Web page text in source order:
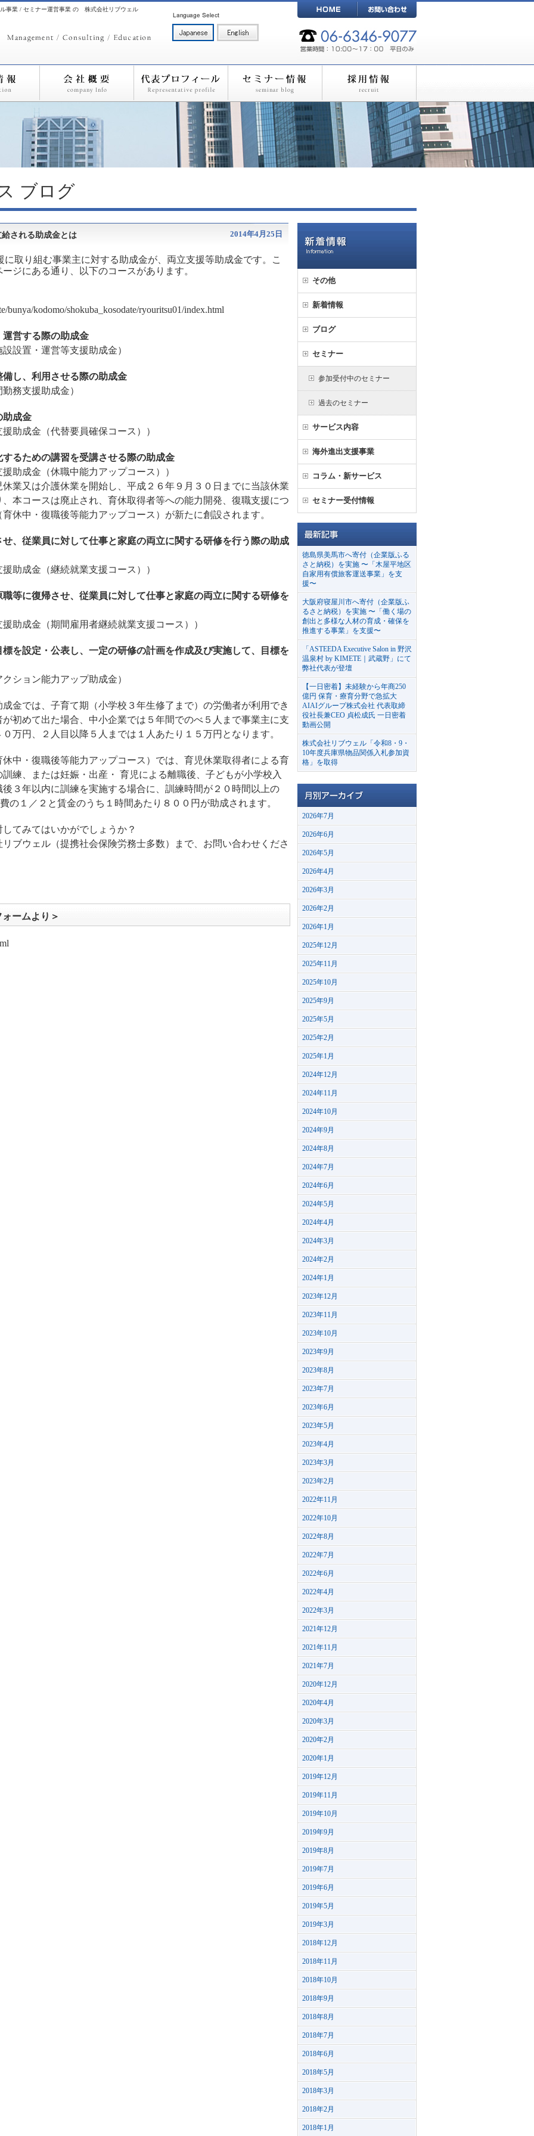
事業 / セミナー運営事業 の 株式会社リブウェル
ブログ
される助成金とは 2014年4月25日
取り組む事業主に対する助成金が、両立支援等助成金です。こ
ジにある通り、以下のコースがあります。
bunya/kodomo/shokuba_kosodate/ryouritsu01/index.html
営する際の助成金
設置・運営等支援助成金）
し、利用させる際の助成金
務支援助成金）
助成金
助成金（代替要員確保コース））
るための講習を受講させる際の助成金
助成金（休職中能力アップコース））
業又は介護休業を開始し、平成２６年９月３０日までに当該休業
本コースは廃止され、育休取得者等への能力開発、復職支援につ
休中・復職後等能力アップコース）が新たに創設されます。
、従業員に対して仕事と家庭の両立に関する研修を行う際の助成
助成金（継続就業支援コース））
等に復帰させ、従業員に対して仕事と家庭の両立に関する研修を
助成金（期間雇用者継続就業支援コース））
を設定・公表し、一定の研修の計画を作成及び実施して、目標を
ション能力アップ助成金）
金では、子育て期（小学校３年生修了まで）の労働者が利用でき
初めて出た場合、中小企業では５年間でのべ５人まで事業主に支
万円、２人目以降５人までは１人あたり１５万円となります。
中・復職後等能力アップコース）では、育児休業取得者による育
練、または妊娠・出産・ 育児による離職後、子どもが小学校入
３年以内に訓練を実施する場合に、訓練時間が２０時間以上の
の１／２と賃金のうち１時間あたり８００円が助成されます。
てみてはいかがでしょうか？
ブウェル（提携社会保険労務士多数）まで、お問い合わせくださ
ームより＞
その他
新着情報
ブログ
セミナー
参加受付中のセミナー
過去のセミナー
サービス内容
海外進出支援事業
コラム・新サービス
セミナー受付情報
徳島県美馬市へ寄付（企業版ふる
さと納税）を実施 〜「木屋平地区
自家用有償旅客運送事業」を支
援〜
大阪府寝屋川市へ寄付（企業版ふ
るさと納税）を実施 〜「働く場の
創出と多様な人材の育成・確保を
推進する事業」を支援〜
「ASTEEDA Executive Salon in 野沢
温泉村 by KIMETE｜武蔵野」にて
弊社代表が登壇
【一日密着】未経験から年商250
億円 保育・療育分野で急拡大
AIAIグループ株式会社 代表取締
役社長兼CEO 貞松成氏 一日密着
動画公開
株式会社リブウェル「令和8・9・
10年度兵庫県物品関係入札参加資
格」を取得
2026年7月
2026年6月
2026年5月
2026年4月
2026年3月
2026年2月
2026年1月
2025年12月
2025年11月
2025年10月
2025年9月
2025年5月
2025年2月
2025年1月
2024年12月
2024年11月
2024年10月
2024年9月
2024年8月
2024年7月
2024年6月
2024年5月
2024年4月
2024年3月
2024年2月
2024年1月
2023年12月
2023年11月
2023年10月
2023年9月
2023年8月
2023年7月
2023年6月
2023年5月
2023年4月
2023年3月
2023年2月
2022年11月
2022年10月
2022年8月
2022年7月
2022年6月
2022年4月
2022年3月
2021年12月
2021年11月
2021年7月
2020年12月
2020年4月
2020年3月
2020年2月
2020年1月
2019年12月
2019年11月
2019年10月
2019年9月
2019年8月
2019年7月
2019年6月
2019年5月
2019年3月
2018年12月
2018年11月
2018年10月
2018年9月
2018年8月
2018年7月
2018年6月
2018年5月
2018年3月
2018年2月
2018年1月